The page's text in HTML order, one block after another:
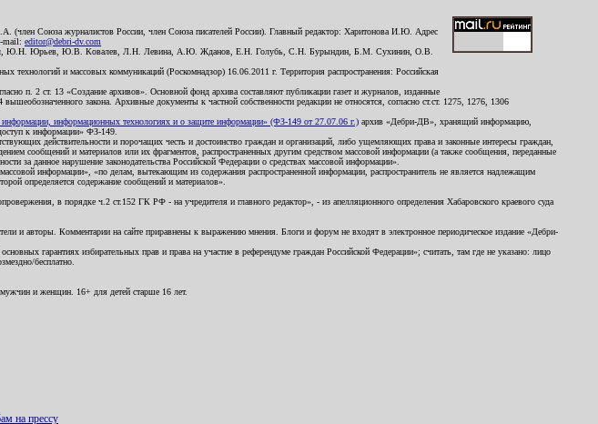
(член Союза журналистов России, член Союза писателей России). Главный редактор: Харитонова И.Ю. Адрес
mail: editor@debri-dv.com
Ю.Н. Юрьев, Ю.В. Ковалев, Л.Н. Левина, А.Ю. Жданов, Е.Н. Голубь, С.Н. Бурындин, Б.М. Сухинин, О.В.
технологий и массовых коммуникаций (Роскомнадзор) 16.06.2011 г. Территория распространения: Российская
п. 2 ст. 13 «Создание архивов». Основной фонд архива составляют публикации газет и журналов, изданные
закона. Архивные документы к частной собственности редакции не относятся, согласно ст.ст. 1275, 1276, 1306
информационных технологиях и о защите информации» (ФЗ-149 от 27.07.06 г.) архив «Дебри-ДВ», хранящий информацию,
к информации» ФЗ-149.
действительности и порочащих честь и достоинство граждан и организаций, либо ущемляющих права и законные интересы граждан,
сообщений и материалов или их фрагментов, распространенных другим средством массовой информации (а также сообщения, переданные
за данное нарушение законодательства Российской Федерации о средствах массовой информации».
информации», «по делам, вытекающим из содержания распространенной информации, распространитель не является надлежащим
определяется содержание сообщений и материалов».
в порядке ч.2 ст.152 ГК РФ - на учредителя и главного редактор», - из апелляционного определения Хабаровского краевого суда
и авторы. Комментарии на сайте приравнены к выражению мнения. Блоги и форум не входят в электронное периодическое издание «Дебри-
гарантиях избирательных прав и права на участие в референдуме граждан Российской Федерации»; считать, там где не указано: лицо
бесплатно.
и женщин. 16+ для детей старше 16 лет.